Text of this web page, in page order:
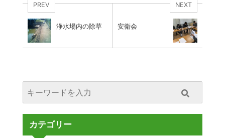
PREV
浄水場内の除草
NEXT
安衛会
カテゴリー